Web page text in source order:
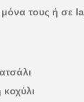
τους ή σε